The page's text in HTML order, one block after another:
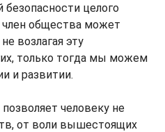
целого
общества может
возлагая эту
только тогда мы можем
и развитии.
человеку не
от воли вышестоящих